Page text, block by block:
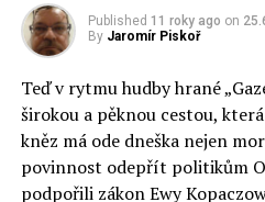
Published 11 roky ago on
By Jaromír Piskoř
Teď v rytmu hudby hrané
širokou a pěknou cestou,
kněz má ode dneška nejen
povinnost odepřít politikům
podpořili zákon Ewy